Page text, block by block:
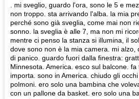
. mi sveglio, guardo l'ora, sono le 5 e
non troppo. sta arrivando l'alba. la mia
perché sono già sveglia, come mai non
sonno. la sveglia è alle 7, ma non mi
mentre ci penso la stanza si illumina, il
dove sono non è la mia camera. mi alzo,
di panico. guardo fuori dalla finestra:
Minnesota. America. esco sul balcone.
importa. sono in America. chiudo gli
polmoni. ero solo una bambina che
con un pallone da basket. ero solo una